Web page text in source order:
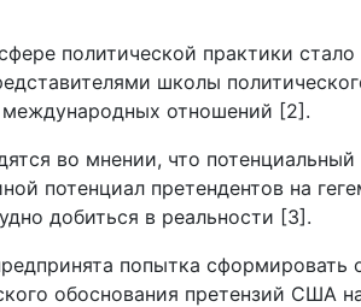
политической практики
школы
международных отношений [2].
во мнении, что
потенциал претендентов на
добиться в реальности [3].
попытка сформировать
обоснования претензий США